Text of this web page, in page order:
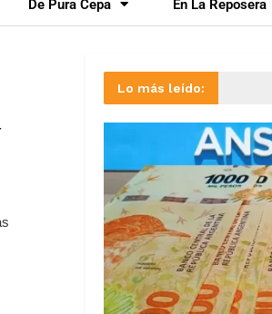
De Pura Cepa En La Reposera
Lo más leído: